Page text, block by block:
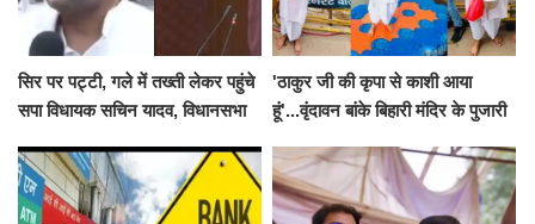
सिर पर पट्टी, गले में तख्ती लेकर पहुंचे
सपा विधायक सचिन यादव, विधानसभा
निलंबित
'ठाकुर जी की कृपा से काशी आया
हूं'...वृंदावन बांके बिहारी मंदिर के पुजारी
जलाभिषेक